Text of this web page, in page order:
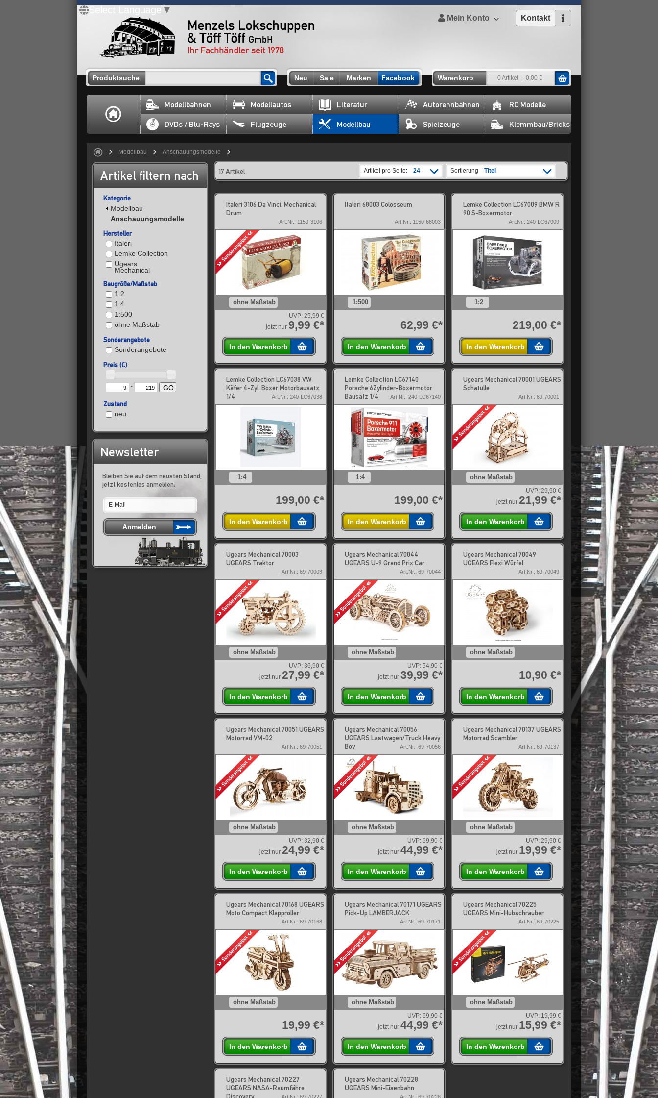
Select Language ▼
Mein Konto Kontakt
Produktsuche Neu Sale Marken Facebook Warenkorb 0 Artikel 0,00 €
Modellbahnen Modellautos Literatur Autorennbahnen RC Modelle
DVDs / Blu-Rays Flugzeuge Modellbau Spielzeuge Klemmbau/Bricks
Modellbau Anschauungsmodelle
Artikel filtern nach
Kategorie
Modellbau
Anschauungsmodelle
Hersteller
Italeri
Lemke Collection
Ugears
Mechanical
Baugröße/Maßstab
1:2
1:4
1:500
ohne Maßstab
Sonderangebote
Sonderangebote
Preis (€)
- GO
Zustand
neu
Newsletter
Bleiben Sie auf dem neusten Stand,
jetzt kostenlos anmelden:
17 Artikel Artikel pro Seite: 24 Sortierung Titel
Italeri 3106 Da Vinci: Mechanical
Drum
Art.Nr.: 1150-3106
ohne Maßstab
UVP: 25,99 €
jetzt nur 9,99 €*
In den Warenkorb
Italeri 68003 Colosseum
Art.Nr.: 1150-68003
1:500
62,99 €*
In den Warenkorb
Lemke Collection LC67009 BMW R
90 S-Boxermotor
Art.Nr.: 240-LC67009
1:2
219,00 €*
In den Warenkorb
Lemke Collection LC67038 VW
Käfer 4-Zyl. Boxer Motorbausatz
1/4
Art.Nr.: 240-LC67038
1:4
199,00 €*
In den Warenkorb
Lemke Collection LC67140
Porsche 6Zylinder-Boxermotor
Bausatz 1/4
Art.Nr.: 240-LC67140
1:4
199,00 €*
In den Warenkorb
Ugears Mechanical 70001 UGEARS
Schatulle
Art.Nr.: 69-70001
ohne Maßstab
UVP: 29,90 €
jetzt nur 21,99 €*
In den Warenkorb
Ugears Mechanical 70003
UGEARS Traktor
Art.Nr.: 69-70003
ohne Maßstab
UVP: 36,90 €
jetzt nur 27,99 €*
In den Warenkorb
Ugears Mechanical 70044
UGEARS U-9 Grand Prix Car
Art.Nr.: 69-70044
ohne Maßstab
UVP: 54,90 €
jetzt nur 39,99 €*
In den Warenkorb
Ugears Mechanical 70049
UGEARS Flexi Würfel
Art.Nr.: 69-70049
ohne Maßstab
10,90 €*
In den Warenkorb
Ugears Mechanical 70051 UGEARS
Motorrad VM-02
Art.Nr.: 69-70051
ohne Maßstab
UVP: 32,90 €
jetzt nur 24,99 €*
In den Warenkorb
Ugears Mechanical 70056
UGEARS Lastwagen/Truck Heavy
Boy
Art.Nr.: 69-70056
ohne Maßstab
UVP: 69,90 €
jetzt nur 44,99 €*
In den Warenkorb
Ugears Mechanical 70137 UGEARS
Motorrad Scambler
Art.Nr.: 69-70137
ohne Maßstab
UVP: 29,90 €
jetzt nur 19,99 €*
In den Warenkorb
Ugears Mechanical 70168 UGEARS
Moto Compact Klapproller
Art.Nr.: 69-70168
ohne Maßstab
19,99 €*
In den Warenkorb
Ugears Mechanical 70171 UGEARS
Pick-Up LAMBERJACK
Art.Nr.: 69-70171
ohne Maßstab
UVP: 69,90 €
jetzt nur 44,99 €*
In den Warenkorb
Ugears Mechanical 70225
UGEARS Mini-Hubschrauber
Art.Nr.: 69-70225
ohne Maßstab
UVP: 19,99 €
jetzt nur 15,99 €*
In den Warenkorb
Ugears Mechanical 70227
UGEARS NASA-Raumfähre
Discovery
Art.Nr.: 69-70227
Ugears Mechanical 70228
UGEARS Mini-Eisenbahn
Art.Nr.: 69-70228